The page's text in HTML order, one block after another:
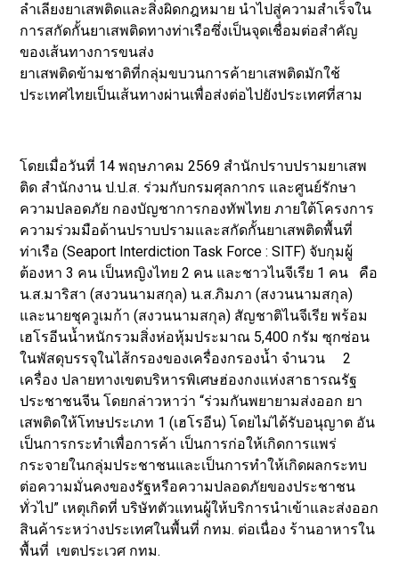
ลำเลียงยาเสพติดและสิ่งผิดกฎหมาย นำไปสู่ความสำเร็จใน
การสกัดกั้นยาเสพติดทางท่าเรือซึ่งเป็นจุดเชื่อมต่อสำคัญ
ของเส้นทางการขนส่ง
ยาเสพติดข้ามชาติที่กลุ่มขบวนการค้ายาเสพติดมักใช้
ประเทศไทยเป็นเส้นทางผ่านเพื่อส่งต่อไปยังประเทศที่สาม
โดยเมื่อวันที่ 14 พฤษภาคม 2569 สำนักปราบปรามยาเสพ
ติด สำนักงาน ป.ป.ส. ร่วมกับกรมศุลกากร และศูนย์รักษา
ความปลอดภัย กองบัญชาการกองทัพไทย ภายใต้โครงการ
ความร่วมมือด้านปราบปรามและสกัดกั้นยาเสพติดพื้นที่
ท่าเรือ (Seaport Interdiction Task Force : SITF) จับกุมผู้
ต้องหา 3 คน เป็นหญิงไทย 2 คน และชาวไนจีเรีย 1 คน คือ
น.ส.มาริสา (สงวนนามสกุล) น.ส.ภิมภา (สงวนนามสกุล)
และนายชุควูเมก้า (สงวนนามสกุล) สัญชาติไนจีเรีย พร้อม
เฮโรอีนน้ำหนักรวมสิ่งห่อหุ้มประมาณ 5,400 กรัม ซุกซ่อน
ในพัสดุบรรจุในไส้กรองของเครื่องกรองน้ำ จำนวน 2
เครื่อง ปลายทางเขตบริหารพิเศษฮ่องกงแห่งสาธารณรัฐ
ประชาชนจีน โดยกล่าวหาว่า “ร่วมกันพยายามส่งออก ยา
เสพติดให้โทษประเภท 1 (เฮโรอีน) โดยไม่ได้รับอนุญาต อัน
เป็นการกระทำเพื่อการค้า เป็นการก่อให้เกิดการแพร่
กระจายในกลุ่มประชาชนและเป็นการทำให้เกิดผลกระทบ
ต่อความมั่นคงของรัฐหรือความปลอดภัยของประชาชน
ทั่วไป” เหตุเกิดที่ บริษัทตัวแทนผู้ให้บริการนำเข้าและส่งออก
สินค้าระหว่างประเทศในพื้นที่ กทม. ต่อเนื่อง ร้านอาหารใน
พื้นที่ เขตประเวศ กทม.